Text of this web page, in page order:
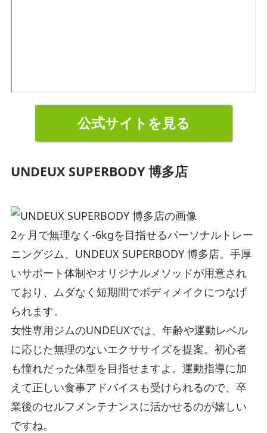
公式サイトを見る
UNDEUX SUPERBODY 博多店
2ヶ月で無理なく-6kgを目指せるパーソナルトレー
ニングジム、UNDEUX SUPERBODY 博多店。手厚
いサポート体制やオリジナルメソッドが用意され
ており、ムダなく短期間でボディメイクにつなげ
られます。
女性専用ジムのUNDEUXでは、年齢や運動レベル
に応じた無理のないエクササイズを提案。初心者
も憧れだった体型を目指せますよ。運動指導に加
えて正しい食事アドバイスも受けられるので、卒
業後のセルフメンテナンスに活かせるのが嬉しい
ですね。